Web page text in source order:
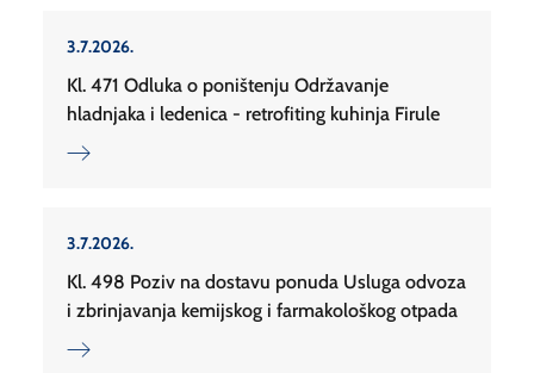
3.7.2026.
Kl. 471 Odluka o poništenju Održavanje
hladnjaka i ledenica - retrofiting kuhinja Firule
3.7.2026.
Kl. 498 Poziv na dostavu ponuda Usluga odvoza
i zbrinjavanja kemijskog i farmakološkog otpada